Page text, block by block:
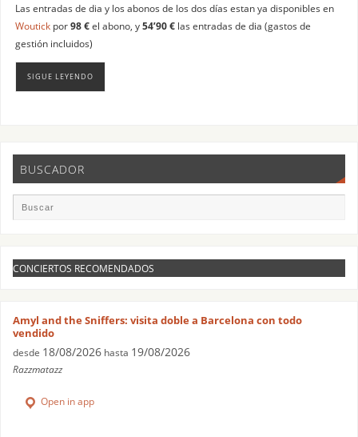
Las entradas de dia y los abonos de los dos días estan ya disponibles en
Woutickpor98 €el abono, y54’90 €las entradas de dia (gastos de
gestión incluidos)
SIGUE LEYENDO
BUSCADOR
CONCIERTOS RECOMENDADOS
Amyl and the Sniffers: visita doble a Barcelona con todo
vendido
desde 18/08/2026 hasta 19/08/2026
Razzmatazz
Open in app